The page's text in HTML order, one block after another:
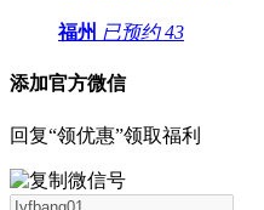
福州 已预约 43
添加官方微信
回复“领优惠”领取福利